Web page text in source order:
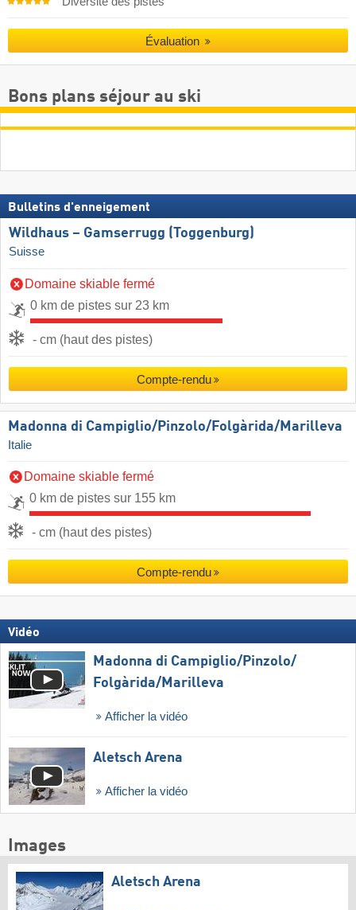
Évaluation
Bons plans séjour au ski
Bulletins d'enneigement
Wildhaus – Gamserrugg (Toggenburg)
Suisse
Domaine skiable fermé
0 km de pistes sur 23 km
- cm (haut des pistes)
Compte-rendu
Madonna di Campiglio/​Pinzolo/​Folgàrida/​Marilleva
Italie
Domaine skiable fermé
0 km de pistes sur 155 km
- cm (haut des pistes)
Compte-rendu
Vidéo
Madonna di Campiglio/​Pinzolo/​
Folgàrida/​Marilleva
Afficher la vidéo
Aletsch Arena
Afficher la vidéo
Images
Aletsch Arena